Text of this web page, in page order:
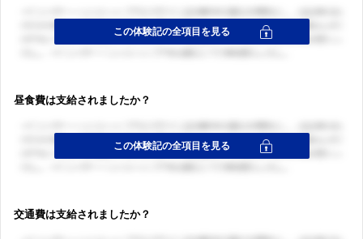
昼食費は支給されましたか？
交通費は支給されましたか？